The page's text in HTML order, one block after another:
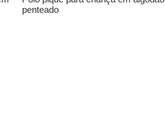
penteado